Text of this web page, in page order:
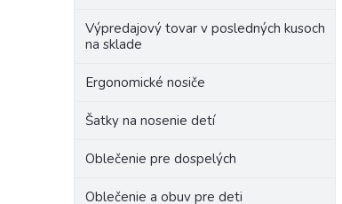
Výpredajový tovar v posledných kusoch
na sklade
Ergonomické nosiče
Šatky na nosenie detí
Oblečenie pre dospelých
Oblečenie a obuv pre deti